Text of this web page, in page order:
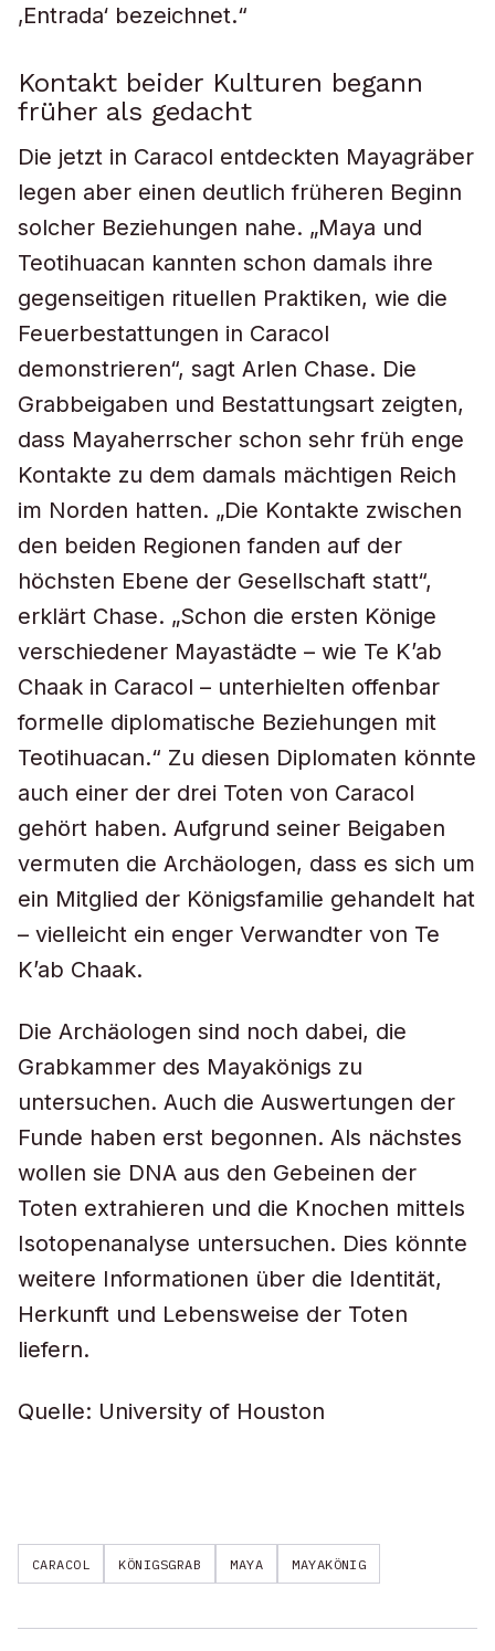
‚Entrada‘ bezeichnet.“
Kontakt beider Kulturen begann
früher als gedacht
Die jetzt in Caracol entdeckten Mayagräber
legen aber einen deutlich früheren Beginn
solcher Beziehungen nahe. „Maya und
Teotihuacan kannten schon damals ihre
gegenseitigen rituellen Praktiken, wie die
Feuerbestattungen in Caracol
demonstrieren“, sagt Arlen Chase. Die
Grabbeigaben und Bestattungsart zeigten,
dass Mayaherrscher schon sehr früh enge
Kontakte zu dem damals mächtigen Reich
im Norden hatten. „Die Kontakte zwischen
den beiden Regionen fanden auf der
höchsten Ebene der Gesellschaft statt“,
erklärt Chase. „Schon die ersten Könige
verschiedener Mayastädte – wie Te K’ab
Chaak in Caracol – unterhielten offenbar
formelle diplomatische Beziehungen mit
Teotihuacan.“ Zu diesen Diplomaten könnte
auch einer der drei Toten von Caracol
gehört haben. Aufgrund seiner Beigaben
vermuten die Archäologen, dass es sich um
ein Mitglied der Königsfamilie gehandelt hat
– vielleicht ein enger Verwandter von Te
K’ab Chaak.
Die Archäologen sind noch dabei, die
Grabkammer des Mayakönigs zu
untersuchen. Auch die Auswertungen der
Funde haben erst begonnen. Als nächstes
wollen sie DNA aus den Gebeinen der
Toten extrahieren und die Knochen mittels
Isotopenanalyse untersuchen. Dies könnte
weitere Informationen über die Identität,
Herkunft und Lebensweise der Toten
liefern.
Quelle: University of Houston
CARACOL KÖNIGSGRAB MAYA MAYAKÖNIG